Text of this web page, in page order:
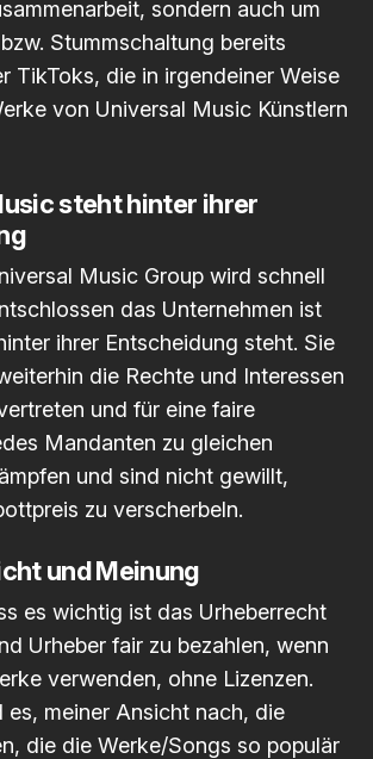
sondern auch um
Stummschaltung bereits
TikToks, die in irgendeiner Weise
von Universal Music Künstlern
steht hinter ihrer
Music Group wird schnell
das Unternehmen ist
ihrer Entscheidung steht. Sie
die Rechte und Interessen
und für eine faire
Mandanten zu gleichen
und sind nicht gewillt,
zu verscherbeln.
und Meinung
es wichtig ist das Urheberrecht
Urheber fair zu bezahlen, wenn
verwenden, ohne Lizenzen.
es, meiner Ansicht nach, die
die die Werke/Songs so populär